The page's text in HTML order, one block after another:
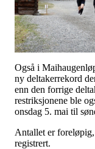
Også i
ny deltakerrekord
enn den forrige
restriksjonene ble
onsdag 5. mai til
Antallet er
registrert.